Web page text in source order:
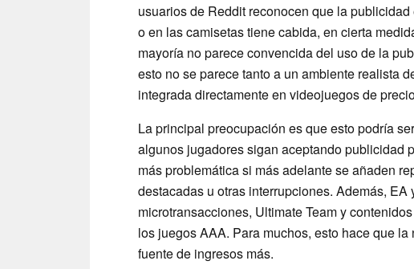
usuarios de Reddit reconocen que la
o en las camisetas tiene cabida, en cierta
mayoría no parece convencida del uso de la
esto no se parece tanto a un ambiente realista
integrada directamente en videojuegos de
La principal preocupación es que esto podría
algunos jugadores sigan aceptando publicidad
más problemática si más adelante se añaden
destacadas u otras interrupciones. Además,
microtransacciones, Ultimate Team y
los juegos AAA. Para muchos, esto hace que
fuente de ingresos más.